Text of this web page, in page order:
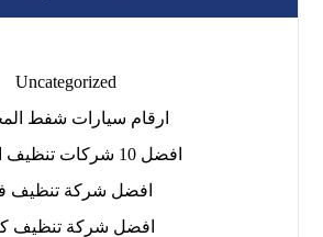
Uncategorized
ارقام سيارات شفط
افضل 10 شركات تنظيف المنازل
افضل شركة تنظيف
افضل شركة تنظيف